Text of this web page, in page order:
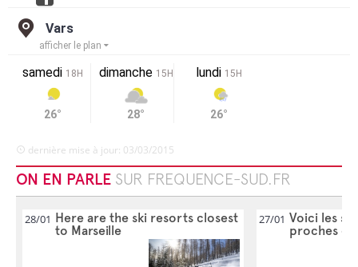
Vars
afficher le plan
samedi 18H
26°
dimanche 15H
28°
lundi 15H
26°
dernière mise à jour: 03/03/2015
ON EN PARLE SUR FREQUENCE-SUD.FR
28/01 Here are the ski resorts closest
to Marseille
27/01 Voici les
proches de